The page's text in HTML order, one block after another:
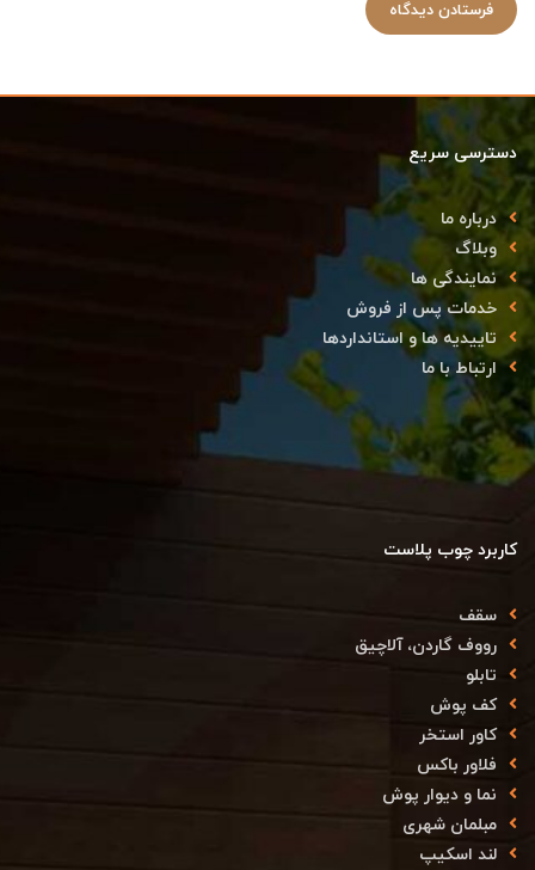
دسترسی سریع
درباره ما
وبلاگ
نمایندگی ها
خدمات پس از فروش
تاییدیه ها و استانداردها
ارتباط با ما
کاربرد چوب پلاست
سقف
رووف گاردن، آلاچیق
تابلو
کف پوش
کاور استخر
فلاور باکس
نما و دیوار پوش
مبلمان شهری
لند اسکیپ